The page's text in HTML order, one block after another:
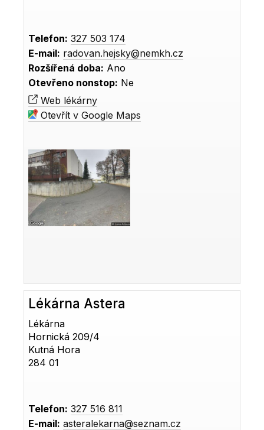
Telefon: 327 503 174
E-mail: radovan.hejsky@nemkh.cz
Rozšířená doba: Ano
Otevřeno nonstop: Ne
Web lékárny
Otevřít v Google Maps
Lékárna Astera
Lékárna
Hornická 209/4
Kutná Hora
284 01
Telefon: 327 516 811
E-mail: asteralekarna@seznam.cz